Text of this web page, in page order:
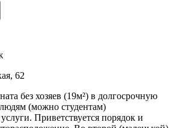
62
без хозяев (19м²) в долгосрочную
(можно студентам)
Приветствуется порядок и